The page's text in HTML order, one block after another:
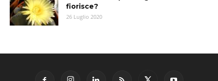
fiorisce?
26 Luglio 2020